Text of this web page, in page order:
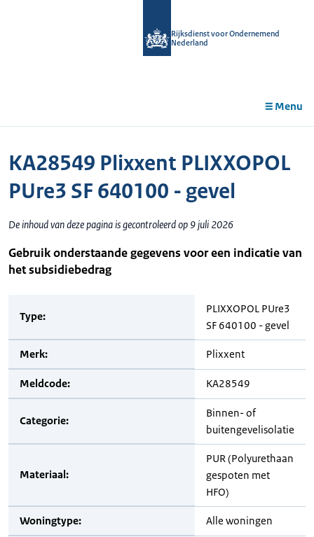
Rijksdienst voor Ondernemend
Nederland
Menu
KA28549 Plixxent PLIXXOPOL
PUre3 SF 640100 - gevel
De inhoud van deze pagina is gecontroleerd op 9 juli 2026
Gebruik onderstaande gegevens voor een indicatie van
het subsidiebedrag
Type:
PLIXXOPOL PUre3
SF 640100 - gevel
Merk: Plixxent
Meldcode: KA28549
Categorie:
Binnen- of
buitengevelisolatie
Materiaal:
PUR (Polyurethaan
gespoten met
HFO)
Woningtype: Alle woningen